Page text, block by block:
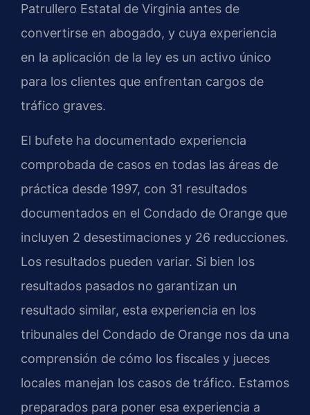
Patrullero Estatal de Virginia antes de
convertirse en abogado, y cuya experiencia
en la aplicación de la ley es un activo único
para los clientes que enfrentan cargos de
tráfico graves.
El bufete ha documentado experiencia
comprobada de casos en todas las áreas de
práctica desde 1997, con 31 resultados
documentados en el Condado de Orange que
incluyen 2 desestimaciones y 26 reducciones.
Los resultados pueden variar. Si bien los
resultados pasados no garantizan un
resultado similar, esta experiencia en los
tribunales del Condado de Orange nos da una
comprensión de cómo los fiscales y jueces
locales manejan los casos de tráfico. Estamos
preparados para poner esa experiencia a